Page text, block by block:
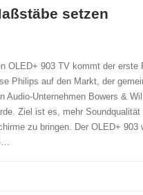
setzen
OLED+ 903 TV kommt der erste
Philips auf den Markt, der
Audio-Unternehmen Bowers &
Ziel ist es, mehr Soundqualität
zu bringen. Der OLED+ 903
…